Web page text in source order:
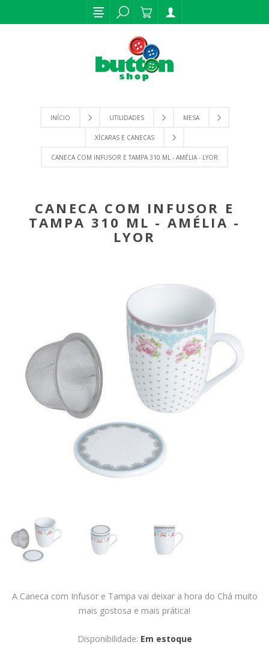
INÍCIO UTILIDADES MESA
XÍCARAS E CANECAS
CANECA COM INFUSOR E TAMPA 310 ML - AMÉLIA - LYOR
CANECA COM INFUSOR E
TAMPA 310 ML - AMÉLIA -
LYOR
A Caneca com Infusor e Tampa vai deixar a hora do Chá muito
mais gostosa e mais prática!
Disponibilidade: Em estoque